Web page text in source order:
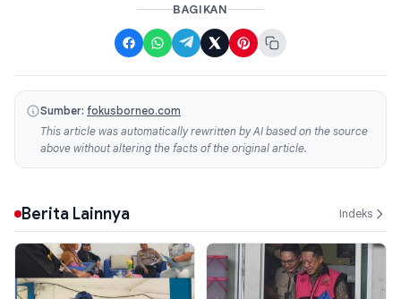
BAGIKAN
Sumber: fokusborneo.com
This article was automatically rewritten by AI based on the source
above without altering the facts of the original article.
Berita Lainnya Indeks